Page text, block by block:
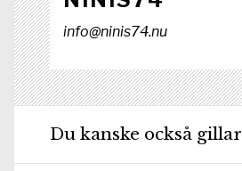
info@ninis74.nu
Du kanske också gillar